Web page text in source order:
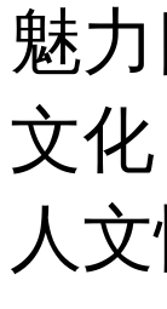
魅
文
人文